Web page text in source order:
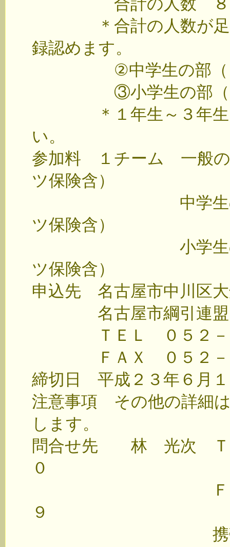
合計の人数 ８、８
＊合計の人数が足り
録認めます。
②中学生の部（６人
③小学生の部（６人
＊１年生～３年生だ
い。
参加料 １チーム 一般
ツ保険含）
中学生の部 ２
ツ保険含）
小学生の部 ２
ツ保険含）
申込先 名古屋市中川区
名古屋市綱引連盟
ＴＥＬ ０５２－３
ＦＡＸ ０５２－３
締切日 平成２３年６月
注意事項 その他の詳細
します。
問合せ先 林 光次 Ｔ
０
ＦＡＸ ０４
９
携帯 ０９０